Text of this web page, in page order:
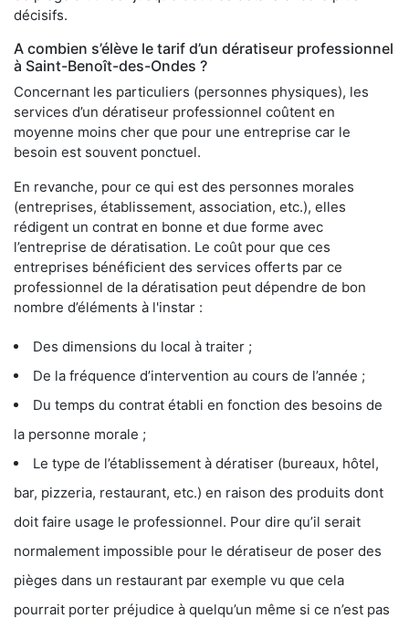
décisifs.
A combien s’élève le tarif d’un dératiseur professionnel
à Saint-Benoît-des-Ondes ?
Concernant les particuliers (personnes physiques), les
services d’un dératiseur professionnel coûtent en
moyenne moins cher que pour une entreprise car le
besoin est souvent ponctuel.
En revanche, pour ce qui est des personnes morales
(entreprises, établissement, association, etc.), elles
rédigent un contrat en bonne et due forme avec
l’entreprise de dératisation. Le coût pour que ces
entreprises bénéficient des services offerts par ce
professionnel de la dératisation peut dépendre de bon
nombre d’éléments à l'instar :
Des dimensions du local à traiter ;
De la fréquence d’intervention au cours de l’année ;
Du temps du contrat établi en fonction des besoins de
la personne morale ;
Le type de l’établissement à dératiser (bureaux, hôtel,
bar, pizzeria, restaurant, etc.) en raison des produits dont
doit faire usage le professionnel. Pour dire qu’il serait
normalement impossible pour le dératiseur de poser des
pièges dans un restaurant par exemple vu que cela
pourrait porter préjudice à quelqu’un même si ce n’est pas